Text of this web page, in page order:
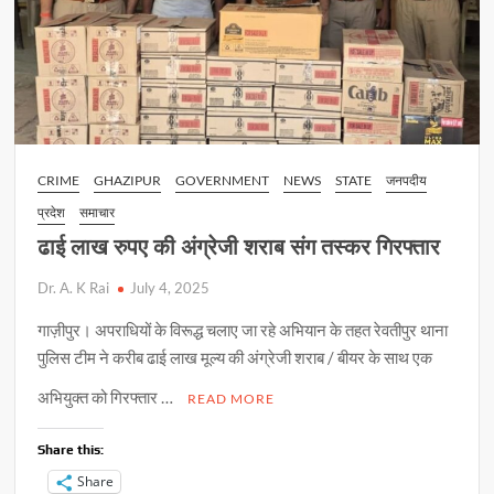
CRIME GHAZIPUR GOVERNMENT NEWS STATE
जनपदीय
प्रदेश
समाचार
ढाई लाख रुपए की अंग्रेजी शराब संग तस्कर गिरफ्तार
Dr. A. K Rai July 4, 2025
गाज़ीपुर। अपराधियों के विरूद्ध चलाए जा रहे अभियान के तहत रेवतीपुर थाना
पुलिस टीम ने करीब ढाई लाख मूल्य की अंग्रेजी शराब / बीयर के साथ एक
अभियुक्त को गिरफ्तार …
READ MORE
Share this:
Share